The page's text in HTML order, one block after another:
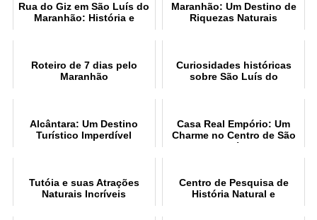
Rua do Giz em São Luís do
Maranhão: História e
Maranhão: Um Destino de
Riquezas Naturais
Roteiro de 7 dias pelo
Maranhão
Curiosidades históricas
sobre São Luís do
Alcântara: Um Destino
Turístico Imperdível
Casa Real Empório: Um
Charme no Centro de São
Luís
Tutóia e suas Atrações
Naturais Incríveis
Centro de Pesquisa de
História Natural e